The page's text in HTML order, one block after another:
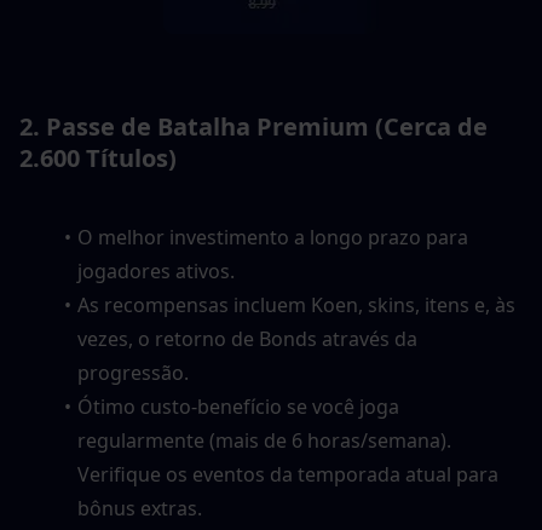
2. Passe de Batalha Premium (Cerca de
2.600 Títulos)
O melhor investimento a longo prazo para
jogadores ativos.
As recompensas incluem Koen, skins, itens e, às
vezes, o retorno de Bonds através da
progressão.
Ótimo custo-benefício se você joga
regularmente (mais de 6 horas/semana).
Verifique os eventos da temporada atual para
bônus extras.